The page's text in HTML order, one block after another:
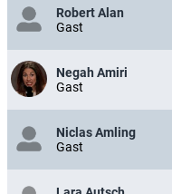
Robert Alan
Gast
Negah Amiri
Gast
Niclas Amling
Gast